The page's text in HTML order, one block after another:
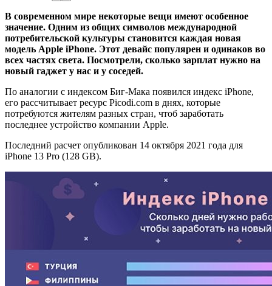
В современном мире некоторые вещи имеют особенное
значение. Одним из общих символов международной
потребительской культуры становится каждая новая
модель Apple iPhone. Этот девайс популярен и одинаков во
всех частях света. Посмотрели, сколько зарплат нужно на
новый гаджет у нас и у соседей.
По аналогии с индексом Биг-Мака появился индекс iPhone,
его рассчитывает ресурс Picodi.com в днях, которые
потребуются жителям разных стран, чтоб заработать
последнее устройство компании Apple.
Последний расчет опубликован 14 октября 2021 года для
iPhone 13 Pro (128 GB).